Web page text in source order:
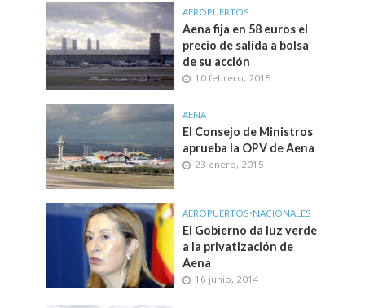
AEROPUERTOS
Aena fija en 58 euros el
precio de salida a bolsa
de su acción
10 febrero, 2015
AENA
El Consejo de Ministros
aprueba la OPV de Aena
23 enero, 2015
AEROPUERTOS•NACIONALES
El Gobierno da luz verde
a la privatización de
Aena
16 junio, 2014